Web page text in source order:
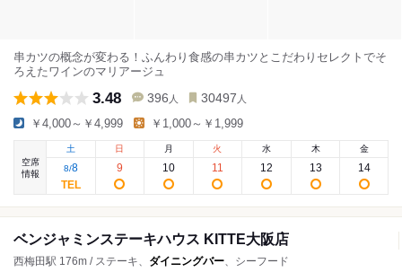
串カツの概念が変わる！ふんわり食感の串カツとこだわりセレクトでそ
ろえたワインのマリアージュ
3.48 396 人 30497 人
￥4,000～￥4,999 ￥1,000～￥1,999
空席
情報
土
8/8
日
9
月
10
火
11
水
12
木
13
金
14
ベンジャミンステーキハウス KITTE大阪店
西梅田駅 176m / ステーキ、 ダイニングバー、シーフード